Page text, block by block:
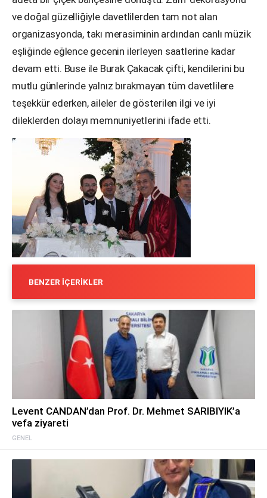
ve doğal güzelliğiyle davetlilerden tam not alan
organizasyonda, takı merasiminin ardından canlı müzik
eşliğinde eğlence gecenin ilerleyen saatlerine kadar
devam etti. Buse ile Burak Çakacak çifti, kendilerini bu
mutlu günlerinde yalnız bırakmayan tüm davetlilere
teşekkür ederken, aileler de gösterilen ilgi ve iyi
dileklerden dolayı memnuniyetlerini ifade etti.
BENZER İÇERIKLER
GENEL
Levent CANDAN’dan Prof. Dr. Mehmet SARIBIYIK’a
vefa ziyareti